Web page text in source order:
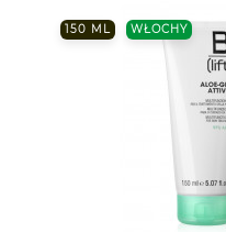
150 ML WŁOCHY